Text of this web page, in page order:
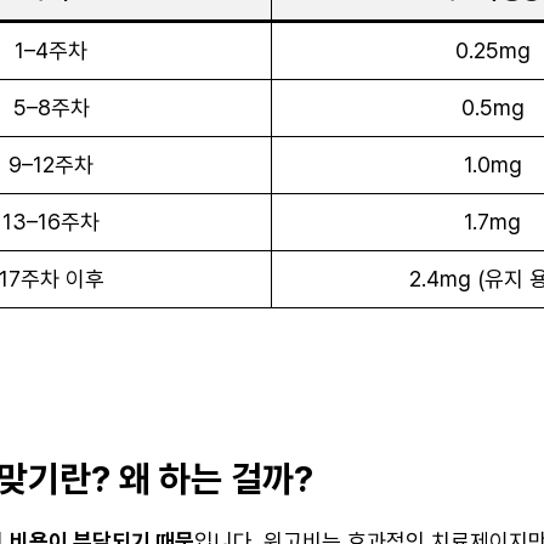
1–4주차 0.25mg
5–8주차 0.5mg
9–12주차 1.0mg
13–16주차 1.7mg
주차 이후 2.4mg (유지
기란? 왜 하는 걸까?